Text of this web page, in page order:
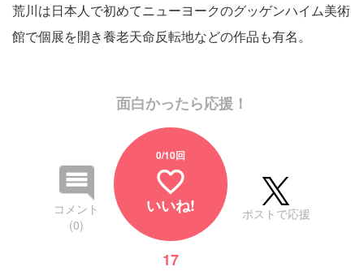
荒川は日本人で初めてニューヨークのグッゲンハイム美術
館で個展を開き養老天命反転地などの作品も有名。
面白かったら応援！
コメント
(0)
0/10回
favorite_border
いいね!
17
ポストで応援